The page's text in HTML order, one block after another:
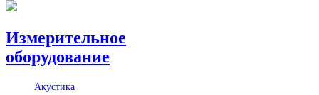
Измерительное
оборудование
Акустика